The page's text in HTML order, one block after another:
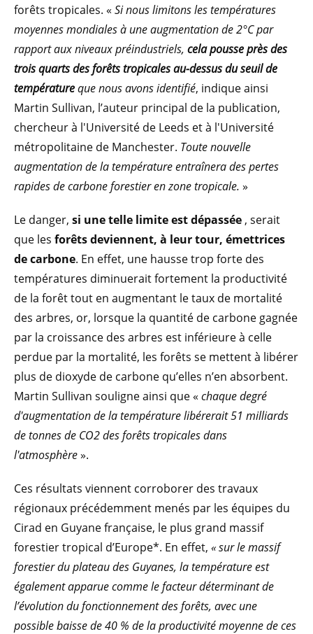
forêts tropicales. « Si nous limitons les températures
moyennes mondiales à une augmentation de 2°C par
rapport aux niveaux préindustriels, cela pousse près des
trois quarts des forêts tropicales au-dessus du seuil de
températureque nous avons identifié, indique ainsi
Martin Sullivan, l’auteur principal de la publication,
chercheur à l'Université de Leeds et à l'Université
métropolitaine de Manchester. Toute nouvelle
augmentation de la température entraînera des pertes
rapides de carbone forestier en zone tropicale. »
Le danger, si une telle limite est dépassée , serait
que les forêts deviennent, à leur tour, émettrices
de carbone. En effet, une hausse trop forte des
températures diminuerait fortement la productivité
de la forêt tout en augmentant le taux de mortalité
des arbres, or, lorsque la quantité de carbone gagnée
par la croissance des arbres est inférieure à celle
perdue par la mortalité, les forêts se mettent à libérer
plus de dioxyde de carbone qu’elles n’en absorbent.
Martin Sullivan souligne ainsi que « chaque degré
d'augmentation de la température libérerait 51 milliards
de tonnes de CO2 des forêts tropicales dans
l'atmosphère».
Ces résultats viennent corroborer des travaux
régionaux précédemment menés par les équipes du
Cirad en Guyane française, le plus grand massif
forestier tropical d’Europe*. En effet, « sur le massif
forestier du plateau des Guyanes, la température est
également apparue comme le facteur déterminant de
l’évolution du fonctionnement des forêts, avec une
possible baisse de 40 % de la productivité moyenne de ces